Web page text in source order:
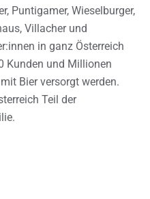
Puntigamer, Wieselburger,
Villacher und
in ganz Österreich
Kunden und Millionen
Bier versorgt werden.
Teil der